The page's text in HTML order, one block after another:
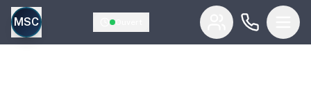
MSC Ouvert